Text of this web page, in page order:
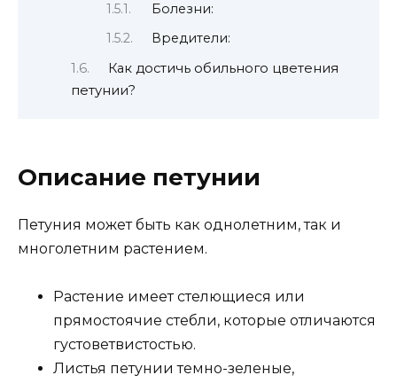
Болезни:
Вредители:
Как достичь обильного цветения
петунии?
Описание петунии
Петуния может быть как однолетним, так и
многолетним растением.
Растение имеет стелющиеся или
прямостоячие стебли, которые отличаются
густоветвистостью.
Листья петунии темно-зеленые,